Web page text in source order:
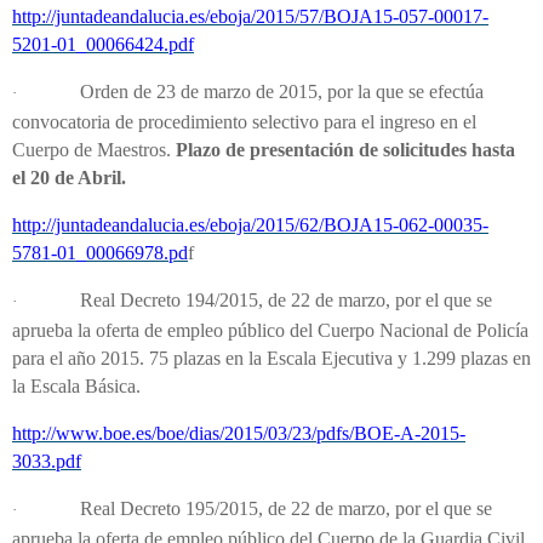
http://juntadeandalucia.es/eboja/2015/57/BOJA15-057-00017-
5201-01_00066424.pdf
·
Orden de 23 de marzo de 2015, por la que se efectúa
convocatoria de procedimiento selectivo para el ingreso en el
Cuerpo de Maestros. Plazo de presentación de solicitudes hasta
el 20 de Abril.
http://juntadeandalucia.es/eboja/2015/62/BOJA15-062-00035-
5781-01_00066978.pdf
·
Real Decreto 194/2015, de 22 de marzo, por el que se
aprueba la oferta de empleo público del Cuerpo Nacional de Policía
para el año 2015. 75 plazas en la Escala Ejecutiva y 1.299 plazas en
la Escala Básica.
http://www.boe.es/boe/dias/2015/03/23/pdfs/BOE-A-2015-
3033.pdf
·
Real Decreto 195/2015, de 22 de marzo, por el que se
aprueba la oferta de empleo público del Cuerpo de la Guardia Civil